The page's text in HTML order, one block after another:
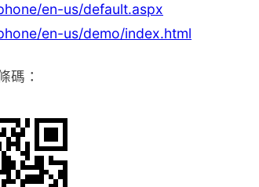
en-us/default.aspx
en-us/demo/index.html
碼：